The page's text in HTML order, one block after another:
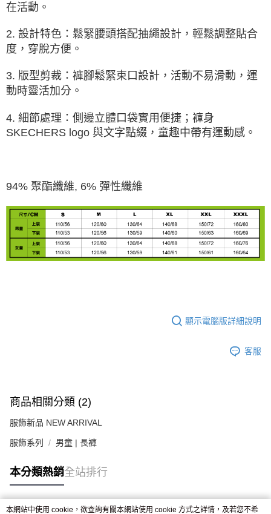
在活動。
2. 設計特色：鬆緊腰頭搭配抽繩設計，輕鬆調整貼合
度，穿脫方便。
3. 版型剪裁：褲腳鬆緊束口設計，活動不易滑動，運
動時靈活加分。
4. 細節處理：側邊立體口袋實用便捷；褲身
SKECHERS logo 與文字點綴，童趣中帶有運動感。
94% 聚酯纖維, 6% 彈性纖維
顯示電腦版詳細說明
客服
商品相關分類 (2)
服飾新品 NEW ARRIVAL
服飾系列 男童 | 長褲
本分類熱銷全站排行
本網站中使用 cookie，欲查詢有關本網站使用 cookie 方式之詳情，及若您不希